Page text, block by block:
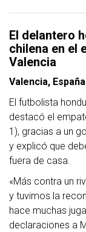
El delantero
chilena en el
Valencia
Valencia, España
El futbolista
destacó el
1), gracias a un
y explicó que
fuera de casa.
«Más contra un
y tuvimos la
hace muchas
declaraciones a